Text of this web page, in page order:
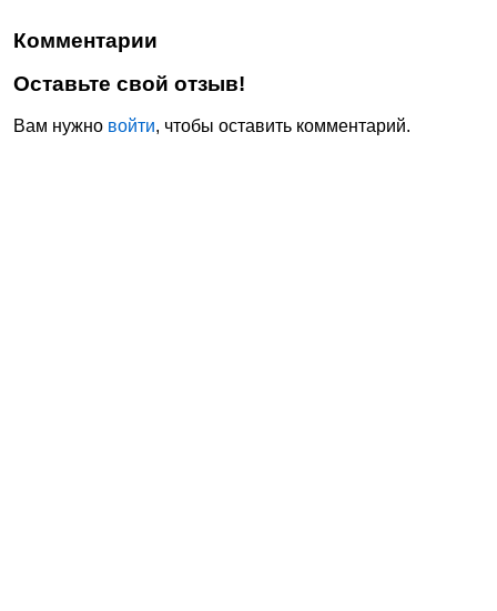
Комментарии
Оставьте свой отзыв!
Вам нужно войти, чтобы оставить комментарий.